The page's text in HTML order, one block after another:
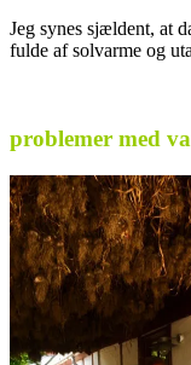
Jeg synes sjældent, at
fulde af solvarme og
problemer med